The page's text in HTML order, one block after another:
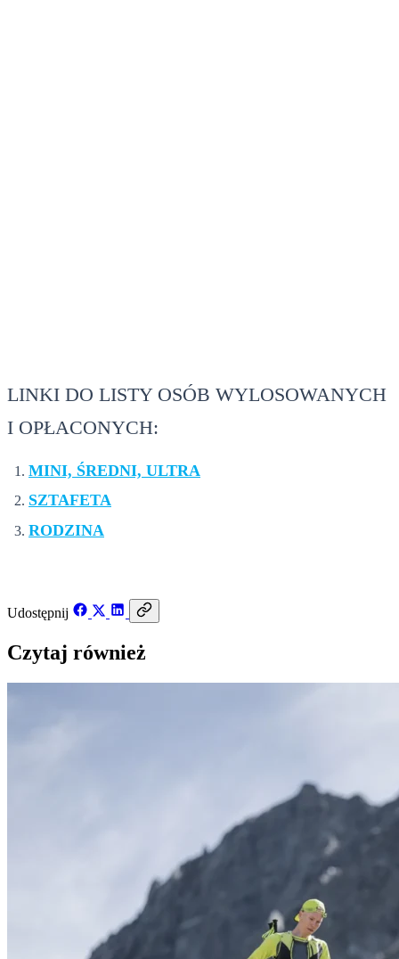
LINKI DO LISTY OSÓB WYLOSOWANYCH
I OPŁACONYCH:
MINI, ŚREDNI, ULTRA
SZTAFETA
RODZINA
Udostępnij
Czytaj również